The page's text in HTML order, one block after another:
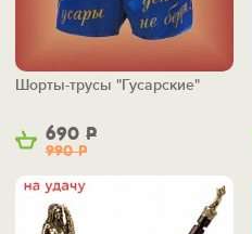
690 Р
990Р
Шорты-трусы "Гусарские"